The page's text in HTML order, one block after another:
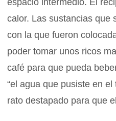
espacio intermedio. El
calor. Las sustancias que
con la que fueron
poder tomar unos ricos
café para que pueda
“el agua que pusiste en
rato destapado para que